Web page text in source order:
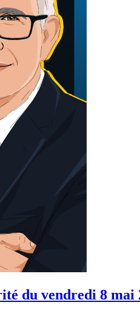
du vendredi 8 mai